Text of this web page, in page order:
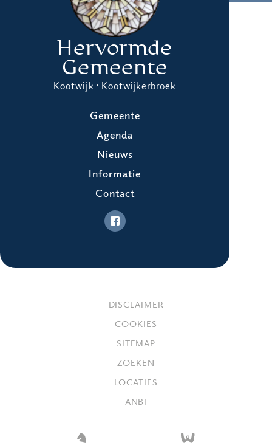
Hervormde
Gemeente
Kootwijk · Kootwijkerbroek
Gemeente
Agenda
Nieuws
Informatie
Contact
DISCLAIMER
COOKIES
SITEMAP
ZOEKEN
LOCATIES
ANBI